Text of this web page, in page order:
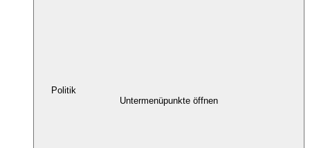
Politik
Untermenüpunkte öffnen